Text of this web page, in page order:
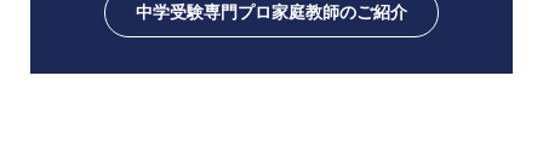
中学受験専門プロ家庭教師のご紹介